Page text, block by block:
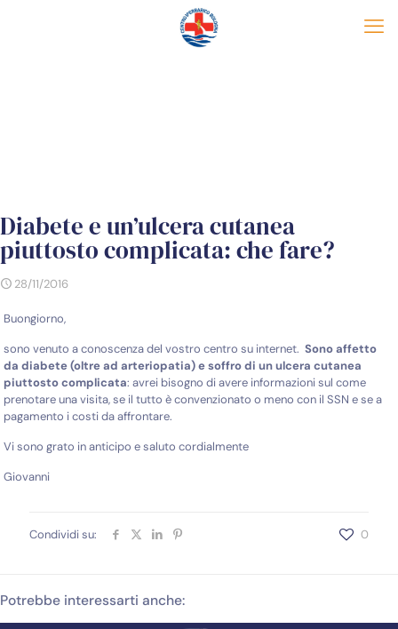
Diabete e un’ulcera cutanea
piuttosto complicata: che fare?
28/11/2016
Buongiorno,
sono venuto a conoscenza del vostro centro su internet.Sono affetto
da diabete (oltre ad arteriopatia) e soffro di un ulcera cutanea
piuttosto complicata: avrei bisogno di avere informazioni sul come
prenotare una visita, se il tutto è convenzionato o meno con il SSN e se a
pagamento i costi da affrontare.
Vi sono grato in anticipo e saluto cordialmente
Giovanni
Condividi su: 0
Potrebbe interessarti anche: